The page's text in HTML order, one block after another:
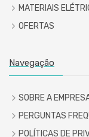
MATERIAIS
OFERTAS
Navegação
SOBRE A
PERGUNTAS
POLÍTICAS DE